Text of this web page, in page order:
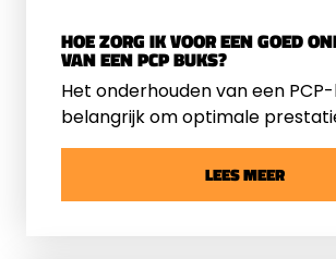
HOE ZORG IK VOOR EEN GOED
VAN EEN PCP BUKS?
Het onderhouden van een
belangrijk om optimale
behouden en de levensduur
te verlengen. Graag delen we
belangrijke stappen voor het
LEES MEER